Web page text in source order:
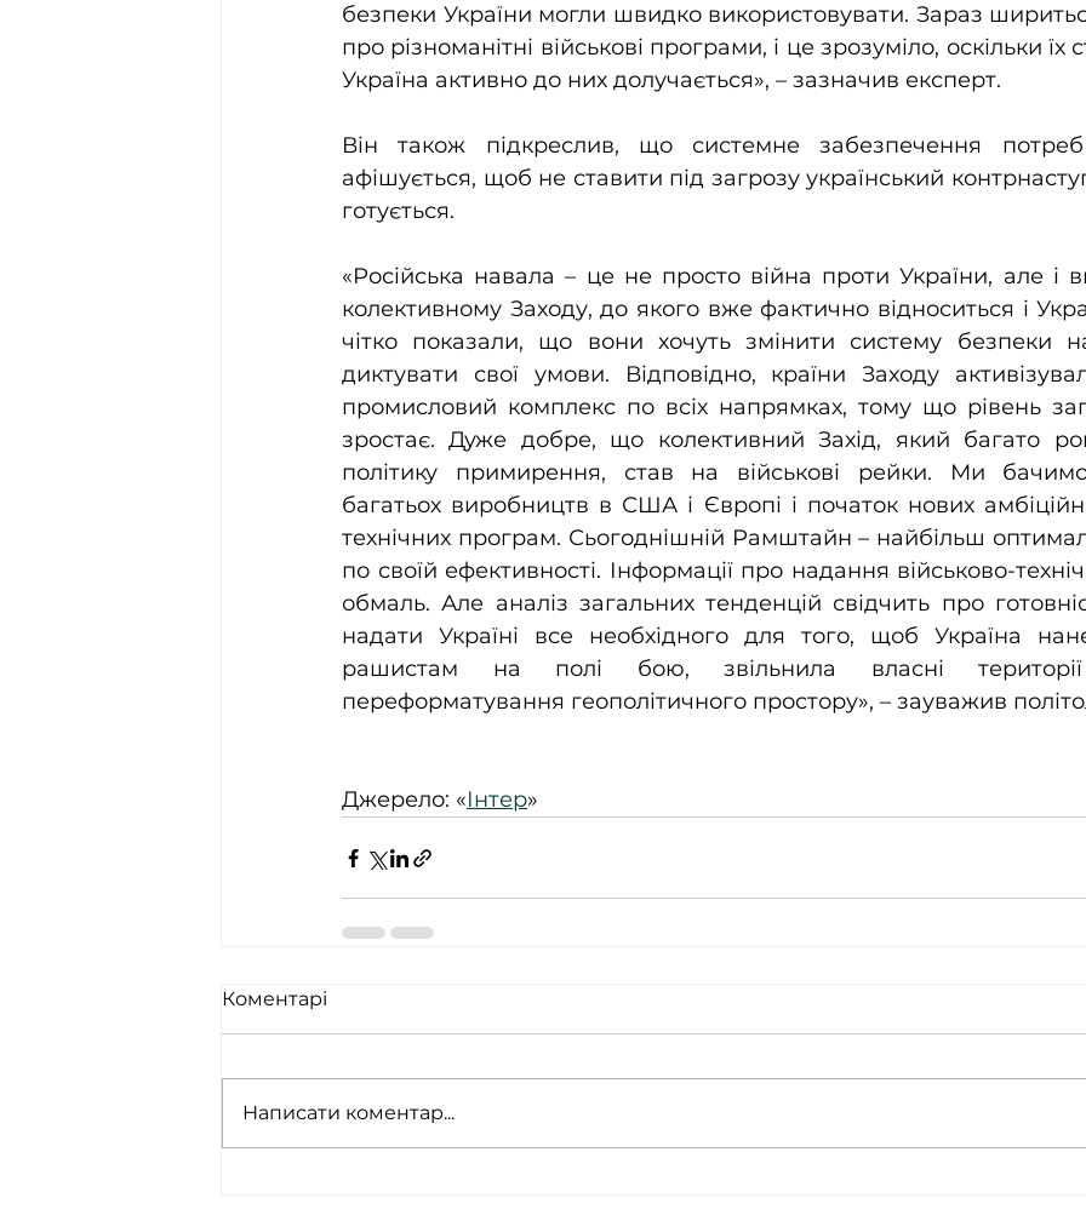
безпеки України могли швидко використовувати. Зараз
про різноманітні військові програми, і це зрозуміло, оскільки їх
Україна активно до них долучається», – зазначив експерт.
Він також підкреслив, що системне забезпечення
афішується, щоб не ставити під загрозу український
готується.
«Російська навала – це не просто війна проти України, але і
колективному Заходу, до якого вже фактично відноситься і
чітко показали, що вони хочуть змінити систему безпеки
диктувати свої умови. Відповідно, країни Заходу
промисловий комплекс по всіх напрямках, тому що рівень
зростає. Дуже добре, що колективний Захід, який багато
політику примирення, став на військові рейки. Ми
багатьох виробництв в США і Європі і початок нових
технічних програм. Сьогоднішній Рамштайн – найбільш
по своїй ефективності. Інформації про надання військово-
обмаль. Але аналіз загальних тенденцій свідчить про
надати Україні все необхідного для того, щоб Україна
рашистам на полі бою, звільнила власні
переформатування геополітичного простору», – зауважив
Джерело: «Інтер»
Коментарі
Написати коментар...